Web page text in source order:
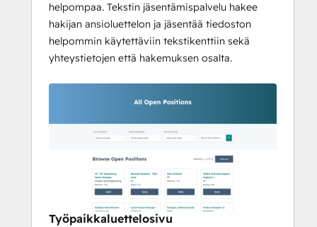
helpompaa. Tekstin jäsentämispalvelu hakee
hakijan ansioluettelon ja jäsentää tiedoston
helpommin käytettäviin tekstikenttiin sekä
yhteystietojen että hakemuksen osalta.
Työpaikkaluettelosivu